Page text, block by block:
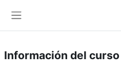
Información del curso